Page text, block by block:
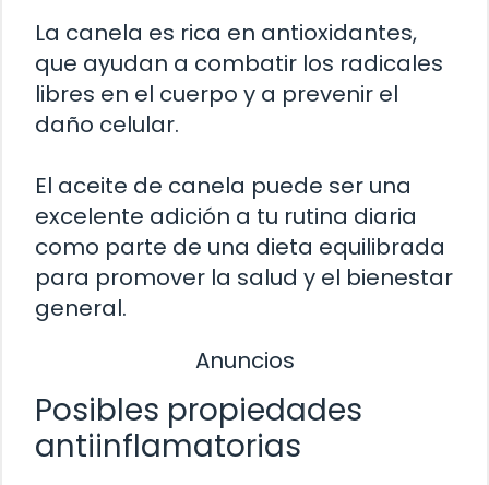
La canela es rica en antioxidantes,
que ayudan a combatir los radicales
libres en el cuerpo y a prevenir el
daño celular.
El aceite de canela puede ser una
excelente adición a tu rutina diaria
como parte de una dieta equilibrada
para promover la salud y el bienestar
general.
Anuncios
Posibles propiedades
antiinflamatorias